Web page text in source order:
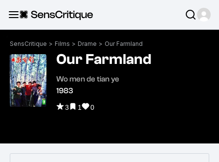
SensCritique > Films > Drame > Our Farmland
Our Farmland
Wo men de tian ye
1983
3 1 0